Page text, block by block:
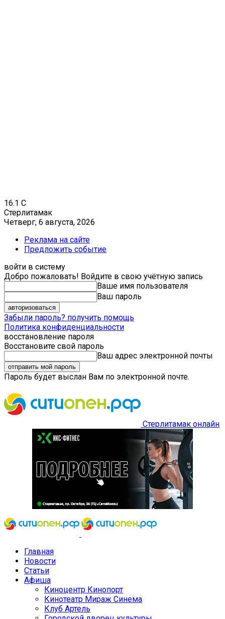
16.1 C
Стерлитамак
Четверг, 6 августа, 2026
Реклама на сайте
Предложить событие
войти в систему
Добро пожаловать! Войдите в свою учётную запись
Ваше имя пользователя
Ваш пароль
Забыли пароль? получить помощь
Политика конфиденциальности
восстановление пароля
Восстановите свой пароль
Ваш адрес электронной почты
Пароль будет выслан Вам по электронной почте.
Стерлитамак онлайн
Главная
Новости
Статьи
Афиша
Киноцентр Кинопорт
Кинотеатр Мираж Синема
Клуб Артель